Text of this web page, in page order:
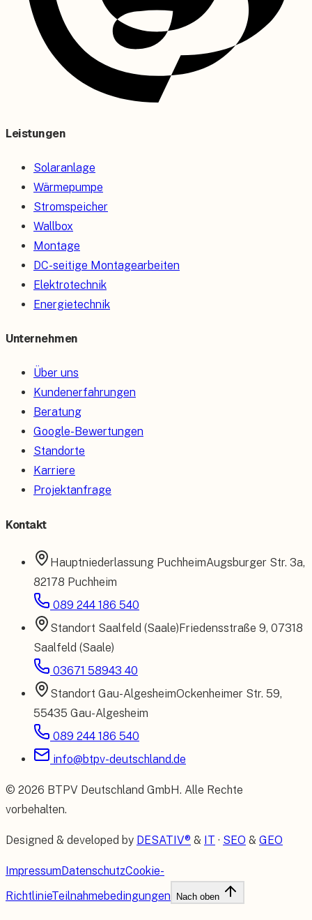
Leistungen
Solaranlage
Wärmepumpe
Stromspeicher
Wallbox
Montage
DC-seitige Montagearbeiten
Elektrotechnik
Energietechnik
Unternehmen
Über uns
Kundenerfahrungen
Beratung
Google-Bewertungen
Standorte
Karriere
Projektanfrage
Kontakt
Hauptniederlassung PuchheimAugsburger Str. 3a,
82178 Puchheim
089 244 186 540
Standort Saalfeld (Saale)Friedensstraße 9, 07318
Saalfeld (Saale)
03671 58943 40
Standort Gau-AlgesheimOckenheimer Str. 59,
55435 Gau-Algesheim
089 244 186 540
info@btpv-deutschland.de
© 2026 BTPV Deutschland GmbH. Alle Rechte
vorbehalten.
Designed & developed by DESATIV® & IT · SEO & GEO
ImpressumDatenschutzCookie-
RichtlinieTeilnahmebedingungen Nach oben